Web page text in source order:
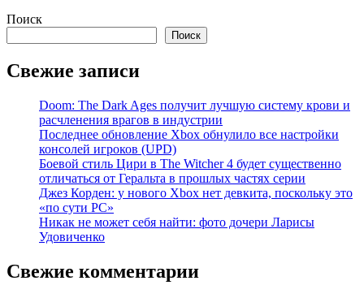
Поиск
Поиск
Свежие записи
Doom: The Dark Ages получит лучшую систему крови и
расчленения врагов в индустрии
Последнее обновление Xbox обнулило все настройки
консолей игроков (UPD)
Боевой стиль Цири в The Witcher 4 будет существенно
отличаться от Геральта в прошлых частях серии
Джез Корден: у нового Xbox нет девкита, поскольку это
«по сути PC»
Никак не может себя найти: фото дочери Ларисы
Удовиченко
Свежие комментарии